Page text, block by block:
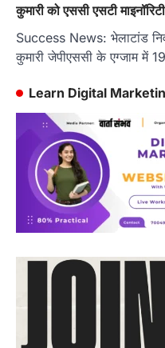
कुमारी को एससी एसटी
Success News: भेलाटांड
कुमारी जेपीएससी के एग्जाम में
Learn Digital